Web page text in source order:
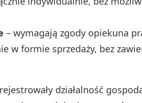
– wymagają zgody opiekuna
w formie sprzedaży, bez
działalność